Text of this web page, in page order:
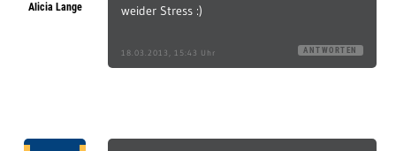
Alicia Lange
weider Stress :)
18.03.2013, 15:43 Uhr ANTWORTEN